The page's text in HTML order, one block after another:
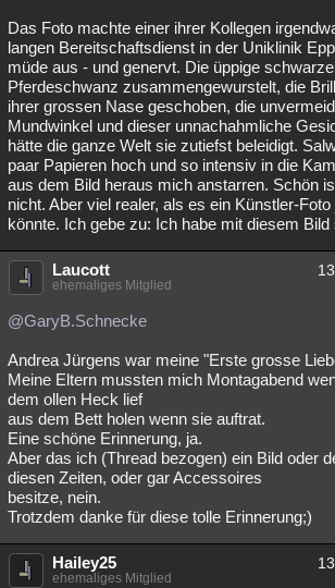
Das Foto machte einer ihrer Kollegen
langen Bereitschaftsdienst in der Uniklinik
müde aus - und genervt. Die üppige
Pferdeschwanz zusammengewurstelt, die
ihrer grossen Nase geschoben, die
Mundwinkel und dieser unnachahmliche
hätte die ganze Welt sie zutiefst beleidigt.
paar Papieren hoch und so intensiv in die
aus dem Bild heraus mich anstarren. Schön
nicht. Aber viel realer, als es ein Künstler-
könnte. Ich gebe zu: Ich habe mit diesem
Laucott
ehemaliges Mitglied
@GaryB.Schnecke
Andrea Jürgens war meine "Erste grosse
Meine Eltern mussten mich Montagabend
dem ollen Heck lief
aus dem Bett holen wenn sie auftrat.
Eine schöne Erinnerung, ja.
Aber das ich (Thread bezogen) ein Bild oder
diesen Zeiten, oder gar Accessoires
besitze, nein.
Trotzdem danke für diese tolle Erinnerung;)
Hailey25
ehemaliges Mitglied